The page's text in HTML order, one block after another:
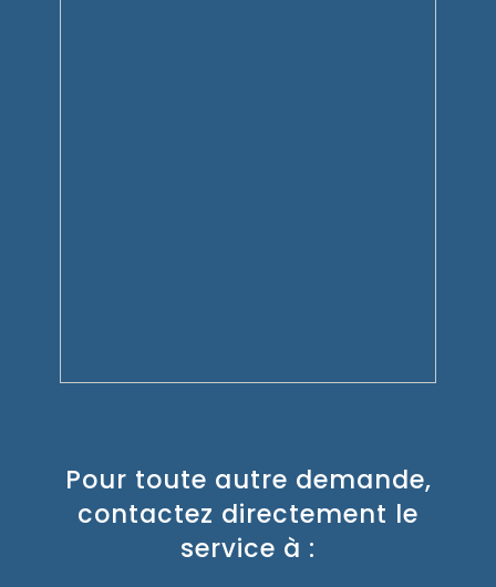
Pour toute autre demande,
contactez directement le
service à :